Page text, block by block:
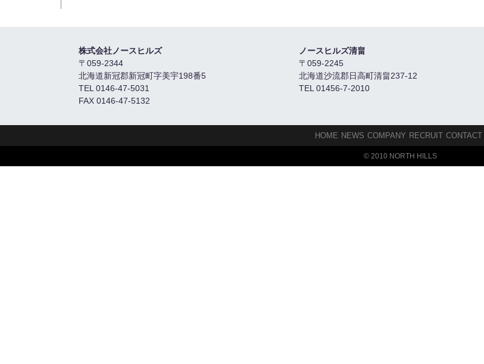
株式会社ノースヒルズ
〒059-2344
北海道新冠郡新冠町字美宇198番5
TEL 0146-47-5031
FAX 0146-47-5132
ノースヒルズ清畠
〒059-2245
北海道沙流郡日高町清畠237-12
TEL 01456-7-2010
HOME NEWS COMPANY RECRUIT CONTACT
© 2010 NORTH HILLS